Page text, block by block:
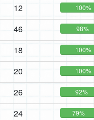
12 100%
46 98%
18 100%
20 100%
26 92%
24 79%